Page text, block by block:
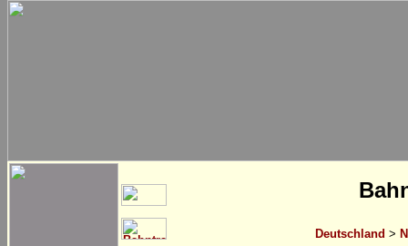
Deutschland >